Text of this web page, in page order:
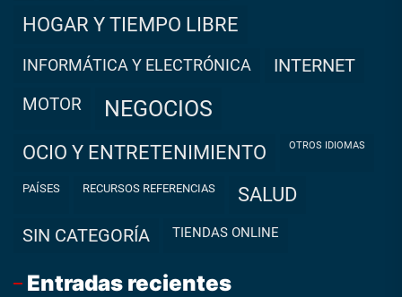
HOGAR Y TIEMPO LIBRE
INFORMÁTICA Y ELECTRÓNICA INTERNET
MOTOR NEGOCIOS
OCIO Y ENTRETENIMIENTO OTROS IDIOMAS
PAÍSES RECURSOS REFERENCIAS SALUD
SIN CATEGORÍA TIENDAS ONLINE
Entradas recientes